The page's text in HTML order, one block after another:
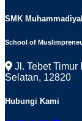
SMK
School of
Jl. Tebet Timur
Selatan, 12820
Hubungi Kami